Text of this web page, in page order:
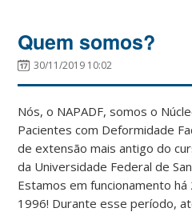
Quem somos?
30/11/2019 10:02
Nós, o NAPADF, somos o
Pacientes com Deformidade
de extensão mais antigo do
da Universidade Federal de
Estamos em funcionamento
1996! Durante esse período,